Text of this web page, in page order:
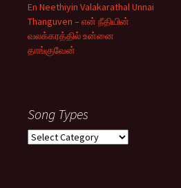
En Neethiyin Valakarathal Unnai
Thanguven – என் நீதியின்
வலக்கரத்தில் உன்னை
தாங்குவேன்
Song Types
Song